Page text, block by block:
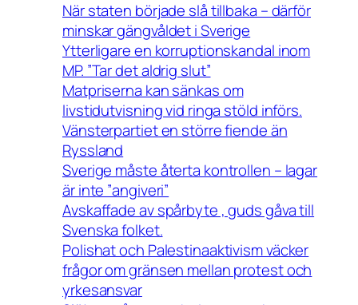
När staten började slå tillbaka – därför
minskar gängvåldet i Sverige
Ytterligare en korruptionskandal inom
MP. ”Tar det aldrig slut”
Matpriserna kan sänkas om
livstidutvisning vid ringa stöld införs.
Vänsterpartiet en större fiende än
Ryssland
Sverige måste återta kontrollen – lagar
är inte ”angiveri”
Avskaffade av spårbyte , guds gåva till
Svenska folket.
Polishat och Palestinaaktivism väcker
frågor om gränsen mellan protest och
yrkesansvar